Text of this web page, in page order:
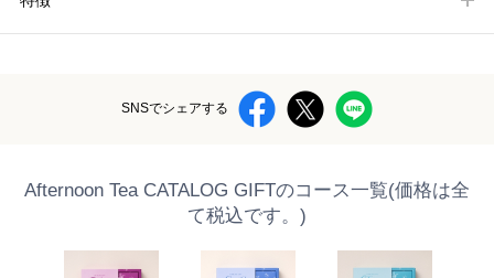
SNSでシェアする
Afternoon Tea CATALOG GIFTのコース一覧(価格は全
て税込です。)